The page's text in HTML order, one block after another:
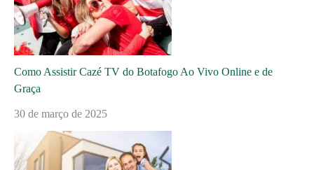
Como Assistir Cazé TV do Botafogo Ao Vivo Online e de
Graça
30 de março de 2025